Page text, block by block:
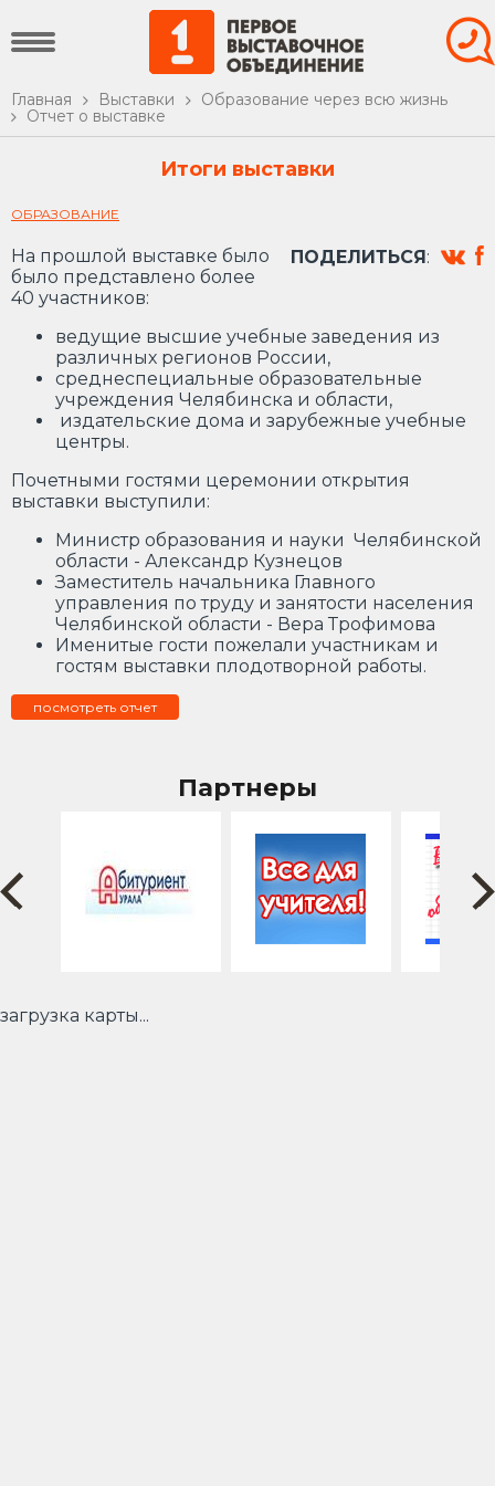
Главная Выставки
Образование через всю жизнь
Отчет о выставке
Итоги выставки
ОБРАЗОВАНИЕ
ПОДЕЛИТЬСЯ:
На прошлой выставке было
было представлено более
40 участников:
ведущие высшие учебные заведения из
различных регионов России,
среднеспециальные образовательные
учреждения Челябинска и области,
издательские дома и зарубежные учебные
центры.
Почетными гостями церемонии открытия
выставки выступили:
Министр образования и науки Челябинской
области - Александр Кузнецов
Заместитель начальника Главного
управления по труду и занятости населения
Челябинской области - Вера Трофимова
Именитые гости пожелали участникам и
гостям выставки плодотворной работы.
посмотреть отчет
Партнеры
загрузка карты...